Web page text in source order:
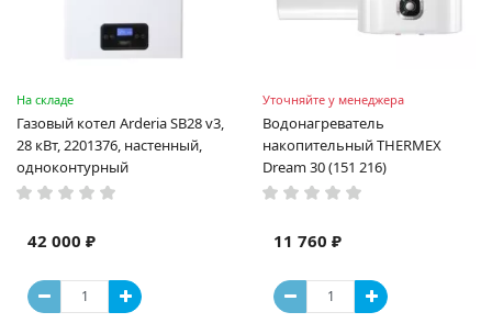
На складе
Газовый котел Arderia SB28 v3,
28 кВт, 2201376, настенный,
одноконтурный
42 000 ₽
Уточняйте у менеджера
Водонагреватель
накопительный THERMEX
Dream 30 (151 216)
11 760 ₽